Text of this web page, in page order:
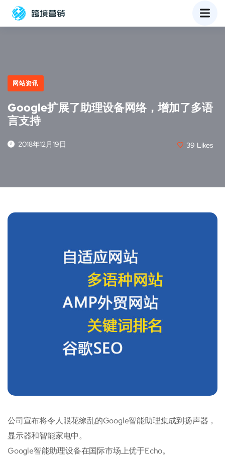
网站资讯
Google扩展了助理设备网络，增加了多语
言支持
2018年12月19日 39 Likes
公司宣布将令人眼花缭乱的Google智能助理集成到扬声器，
显示器和智能家电中。
Google智能助理设备在国际市场上优于Echo。